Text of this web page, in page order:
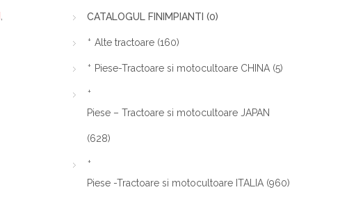
CATALOGUL FINIMPIANTI (0)
Alte tractoare (160)
Piese-Tractoare si motocultoare CHINA (5)
Piese – Tractoare si motocultoare JAPAN
(628)
Piese -Tractoare si motocultoare ITALIA (960)